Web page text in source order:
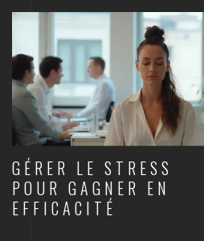
GÉRER LE STRESS
POUR GAGNER EN
EFFICACITÉ